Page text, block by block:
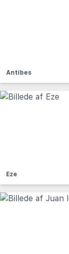
Antibes
Eze